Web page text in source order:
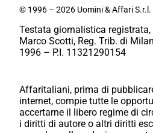
© 1996 – 2026 Uomini & Affari
Testata giornalistica
Marco Scotti, Reg. Trib. di
1996 – P.I. 11321290154
Affaritaliani, prima di
internet, compie tutte le
accertarne il libero regime di
i diritti di autore o altri diritti